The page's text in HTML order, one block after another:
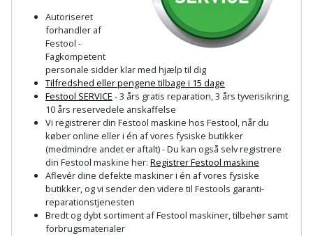
Stiftepistol
Stiksav
Stiksavsklinge
Støvblæser
Støvsugertilbehør
Svejseværk
svejsemaskine
Autoriseret
forhandler af
Festool -
Fagkompetent
personale sidder klar med hjælp til dig
Tilfredshed eller pengene tilbage i 15 dage
Festool SERVICE - 3 års gratis reparation, 3 års tyverisikring,
10 års reservedele anskaffelse
Vi registrerer din Festool maskine hos Festool, når du
køber online eller i én af vores fysiske butikker
(medmindre andet er aftalt) - Du kan også selv registrere
din Festool maskine her: Registrer Festool maskine
Aflevér dine defekte maskiner i én af vores fysiske
butikker, og vi sender den videre til Festools garanti-
reparationstjenesten
Bredt og dybt sortiment af Festool maskiner, tilbehør samt
forbrugsmaterialer